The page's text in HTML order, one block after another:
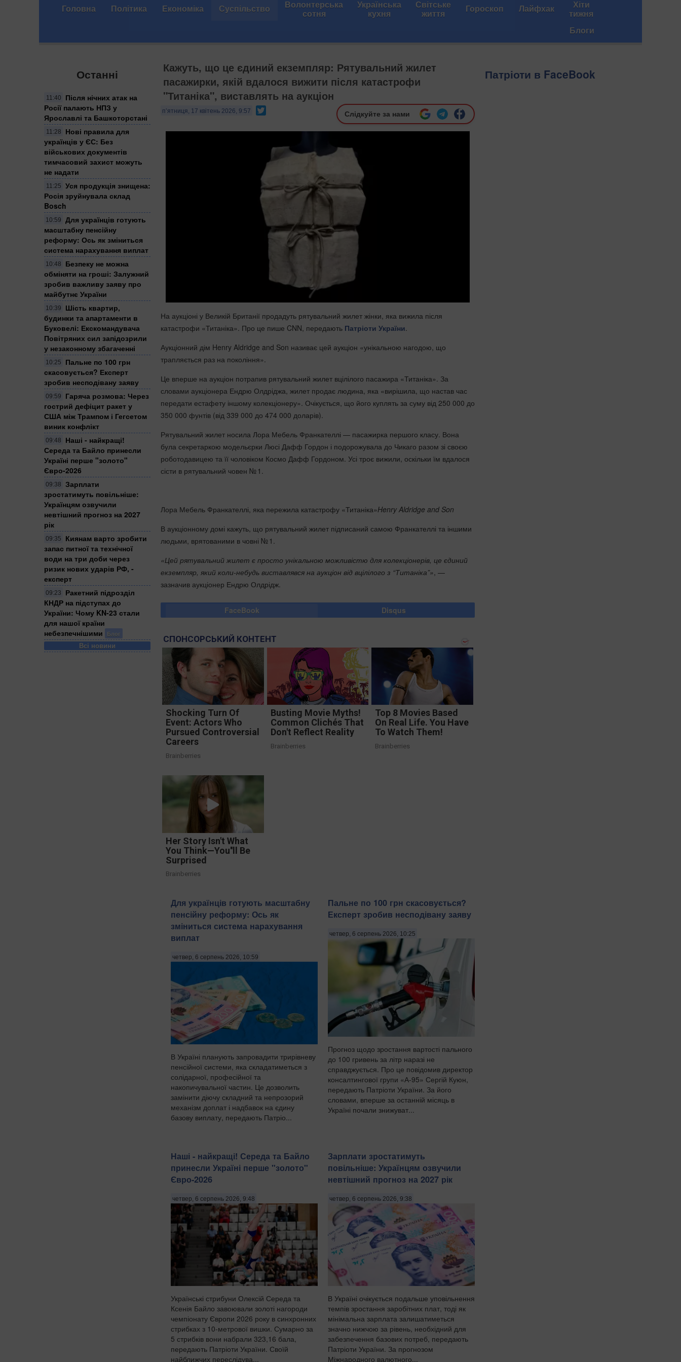
Головна Політика Економіка Суспільство Волонтерська
сотня
Українська
кухня
Світське
життя Гороскоп Лайфхак Хіти
тижня
Блоги
Останні
11:40
Після нічних атак на
Росії палають НПЗ у
Ярославлі та Башкоторстані
11:28
Нові правила для
українців у ЄС: Без
військових документів
тимчасовий захист можуть
не надати
11:25
Уся продукція знищена:
Росія зруйнувала склад
Bosch
10:59
Для українців готують
масштабну пенсійну
реформу: Ось як зміниться
система нарахування виплат
10:48
Безпеку не можна
обміняти на гроші: Залужний
зробив важливу заяву про
майбутнє України
10:39
Шість квартир,
будинки та апартаменти в
Буковелі: Екскомандувача
Повітряних сил запідозрили
у незаконному збагаченні
10:25
Пальне по 100 грн
скасовується? Експерт
зробив несподівану заяву
09:59
Гаряча розмова: Через
гострий дефіцит ракет у
США між Трампом і Гегсетом
виник конфлікт
09:48
Наші - найкращі!
Середа та Байло принесли
Україні перше "золото"
Євро-2026
09:38
Зарплати
зростатимуть повільніше:
Українцям озвучили
невтішний прогноз на 2027
рік
09:35
Киянам варто зробити
запас питної та технічної
води на три доби через
ризик нових ударів РФ, -
експерт
09:23
Ракетний підрозділ
КНДР на підступах до
України: Чому KN-23 стали
для нашої країни
небезпечнішими
Блог
Всі новини
Кажуть, що це єдиний екземпляр: Рятувальний жилет
пасажирки, якій вдалося вижити після катастрофи
"Титаніка", виставлять на аукціон
п’ятниця, 17 квітень 2026, 9:57 Слідкуйте за нами
На аукціоні у Великій Британії продадуть рятувальний жилет жінки, яка вижила після
катастрофи «Титаніка». Про це пише CNN, передають Патріоти України
Аукціонний дім Henry Aldridge and Son називає цей аукціон «унікальною нагодою, що
трапляється раз на покоління».
Це вперше на аукціон потрапив рятувальний жилет вцілілого пасажира «Титаніка». За
словами аукціонера Ендрю Олдріджа, жилет продає людина, яка «вирішила, що настав час
передати естафету іншому колекціонеру». Очікується, що його куплять за суму від 250 000 до
350 000 фунтів (від 339 000 до 474 000 доларів).
Рятувальний жилет носила Лора Мебель Франкателлі — пасажирка першого класу. Вона
була секретаркою модельєрки Люсі Дафф Гордон і подорожувала до Чикаго разом зі своєю
роботодавицею та її чоловіком Космо Дафф Гордоном. Усі троє вижили, оскільки їм вдалося
сісти в рятувальний човен № 1.
Лора Мебель Франкателлі, яка пережила катастрофу «Титаніка»Henry Aldridge and Son
В аукціонному домі кажуть, що рятувальний жилет підписаний самою Франкателлі та іншими
людьми, врятованими в човні № 1.
«Цей рятувальний жилет є просто унікальною можливістю для колекціонерів, це єдиний
екземпляр, який коли-небудь виставлявся на аукціон від вцілілого з “Титаніка”» , —
зазначив аукціонер Ендрю Олдрідж.
FaceBook Disqus
СПОНСОРСЬКИЙ КОНТЕНТ
Shocking Turn Of
Event: Actors Who
Pursued Controversial
Careers
Brainberries
Busting Movie Myths!
Common Clichés That
Don't Reflect Reality
Brainberries
Top 8 Movies Based
On Real Life. You Have
To Watch Them!
Brainberries
Her Story Isn't What
You Think—You''ll Be
Surprised
Brainberries
Для українців готують масштабну
пенсійну реформу: Ось як
зміниться система нарахування
виплат
четвер, 6 серпень 2026, 10:59
В Україні планують запровадити трирівневу
пенсійної системи, яка складатиметься з
солідарної, професійної та
накопичувальної частин. Це дозволить
замінити діючу складний та непрозорий
механізм доплат і надбавок на єдину
базову виплату, передають Патріо...
Пальне по 100 грн скасовується?
Експерт зробив несподівану заяву
четвер, 6 серпень 2026, 10:25
Прогноз щодо зростання вартості пального
до 100 гривень за літр наразі не
справджується. Про це повідомив директор
консалтингової групи «А-95» Сергій Куюн,
передають Патріоти України. За його
словами, вперше за останній місяць в
Україні почали знижуват...
Наші - найкращі! Середа та Байло
принесли Україні перше "золото"
Євро-2026
четвер, 6 серпень 2026, 9:48
Українські стрибуни Олексій Середа та
Ксенія Байло завоювали золоті нагороди
чемпіонату Європи 2026 року в синхронних
стрибках з 10-метрової вишки. Сумарно за
5 стрибків вони набрали 323,16 бала,
передають Патріоти України. Своїй
найближчих переслідува...
Зарплати зростатимуть
повільніше: Українцям озвучили
невтішний прогноз на 2027 рік
четвер, 6 серпень 2026, 9:38
В Україні очікується подальше уповільнення
темпів зростання заробітних плат, тоді як
мінімальна зарплата залишатиметься
значно нижчою за рівень, необхідний для
забезпечення базових потреб, передають
Патріоти України. За прогнозом
Міжнародного валютного...
Патріоти в FaceBook